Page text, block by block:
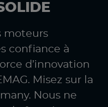
moteurs
confiance à
d’innovation
Misez sur la
Nous ne